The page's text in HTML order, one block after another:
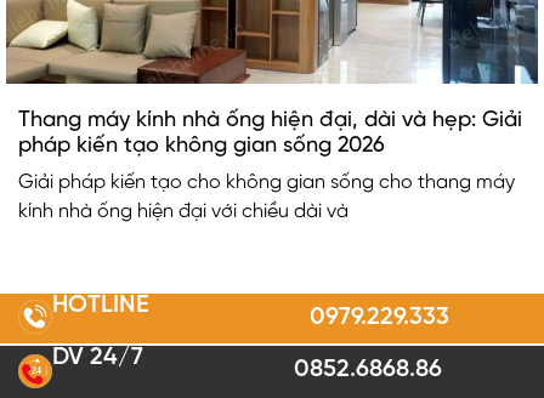
Thang máy kính nhà ống hiện đại, dài và hẹp: Giải
pháp kiến tạo không gian sống 2026
Giải pháp kiến tạo cho không gian sống cho thang máy
kính nhà ống hiện đại với chiều dài và
HOTLINE 0979.229.333
24
DV 24/7 0852.6868.86